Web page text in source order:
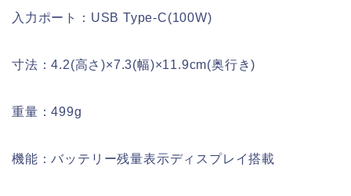
入力ポート：USB Type-C(100W)
寸法：4.2(高さ)×7.3(幅)×11.9cm(奥行き)
重量：499g
機能：バッテリー残量表示ディスプレイ搭載